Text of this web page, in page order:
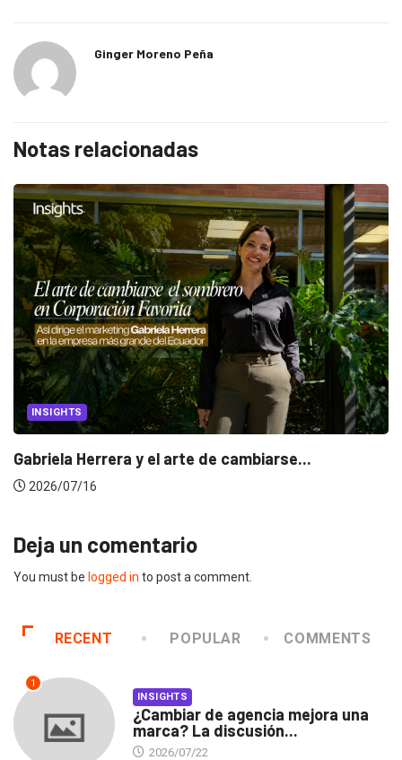
Ginger Moreno Peña
Notas relacionadas
INSIGHTS
Gabriela Herrera y el arte de cambiarse...
2026/07/16
Deja un comentario
You must be logged in to post a comment.
RECENT POPULAR COMMENTS
1
INSIGHTS
¿Cambiar de agencia mejora una
marca? La discusión...
2026/07/22